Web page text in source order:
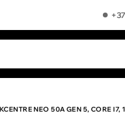
NEO 50A GEN 5, CORE